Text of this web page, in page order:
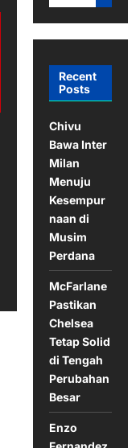
Recent
Posts
Chivu
Bawa Inter
Milan
Menuju
Kesempur
naan di
Musim
Perdana
McFarlane
Pastikan
Chelsea
Tetap Solid
di Tengah
Perubahan
Besar
Enzo